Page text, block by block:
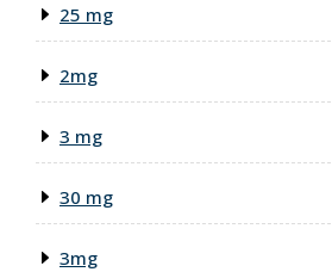
25 mg
2mg
3 mg
30 mg
3mg